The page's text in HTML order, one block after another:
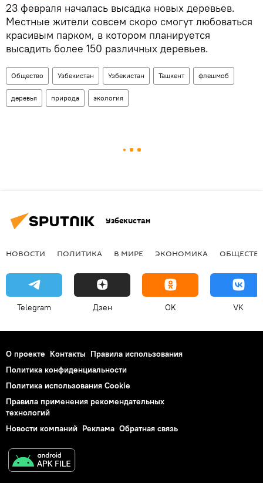
23 февраля началась высадка новых деревьев.
Местные жители совсем скоро смогут любоваться
красивым парком, в котором планируется
высадить более 150 различных деревьев.
Общество Узбекистан Узбекистан Ташкент флешмоб
деревья природа экология
Узбекистан
НОВОСТИ ПОЛИТИКА В МИРЕ ЭКОНОМИКА
Telegram Дзен OK VK
О проекте Контакты Правила использования
Политика конфиденциальности
Политика использования Cookie
Правила применения рекомендательных
технологий
Новости компаний Реклама Обратная связь